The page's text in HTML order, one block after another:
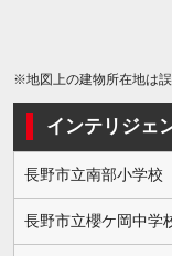
※地図上の建物所在地は
インテリジェ
長野市立南部小学校
長野市立櫻ケ岡中学